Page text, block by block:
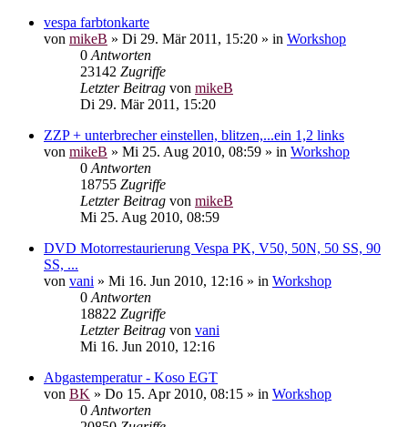
vespa farbtonkarte
von mikeB » Di 29. Mär 2011, 15:20 » in Workshop
0 Antworten
23142 Zugriffe
Letzter Beitrag von mikeB
Di 29. Mär 2011, 15:20
ZZP + unterbrecher einstellen, blitzen,...ein 1,2 links
von mikeB » Mi 25. Aug 2010, 08:59 » in Workshop
0 Antworten
18755 Zugriffe
Letzter Beitrag von mikeB
Mi 25. Aug 2010, 08:59
DVD Motorrestaurierung Vespa PK, V50, 50N, 50 SS, 90
SS, ...
von vani » Mi 16. Jun 2010, 12:16 » in Workshop
0 Antworten
18822 Zugriffe
Letzter Beitrag von vani
Mi 16. Jun 2010, 12:16
Abgastemperatur - Koso EGT
von BK » Do 15. Apr 2010, 08:15 » in Workshop
0 Antworten